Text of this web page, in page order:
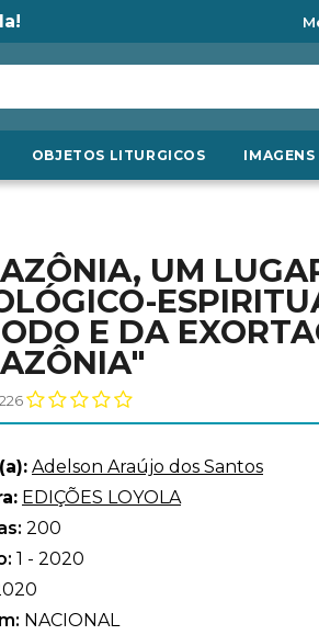
OBJETOS LITURGICOS
UM
E DA
Adelson Araújo dos Santos
EDIÇÕES LOYOLA
200
1 - 2020
NACIONAL